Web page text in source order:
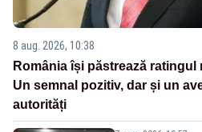
8 aug. 2026, 10:38
România își păstrează
Un semnal pozitiv, dar și un
autorități